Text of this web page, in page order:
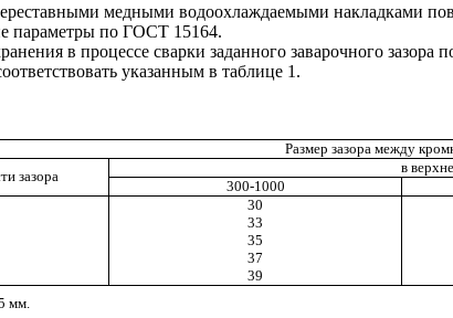
медными водоохлаждаемыми накладками
параметры по ГОСТ 15164.
в процессе сварки заданного заварочного
указанным в таблице 1.
Размер зазора между
зазора
в
300-1000
30
33
35
37
39
мм.